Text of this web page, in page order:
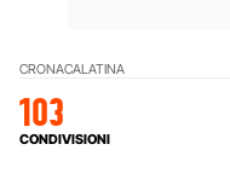
CRONACALATINA
103
CONDIVISIONI